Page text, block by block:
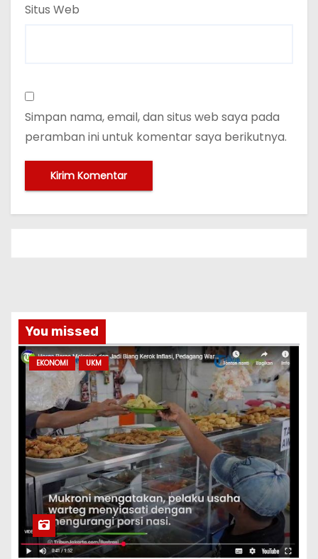
Situs Web
Simpan nama, email, dan situs web saya pada
peramban ini untuk komentar saya berikutnya.
You missed
EKONOMI UKM